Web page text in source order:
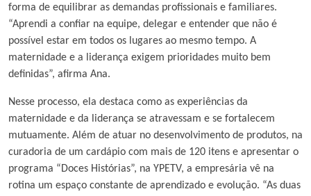
forma de equilibrar as demandas profissionais e familiares.
“Aprendi a confiar na equipe, delegar e entender que não é
possível estar em todos os lugares ao mesmo tempo. A
maternidade e a liderança exigem prioridades muito bem
definidas”, afirma Ana.
Nesse processo, ela destaca como as experiências da
maternidade e da liderança se atravessam e se fortalecem
mutuamente. Além de atuar no desenvolvimento de produtos, na
curadoria de um cardápio com mais de 120 itens e apresentar o
programa “Doces Histórias”, na YPETV, a empresária vê na
rotina um espaço constante de aprendizado e evolução. “As duas